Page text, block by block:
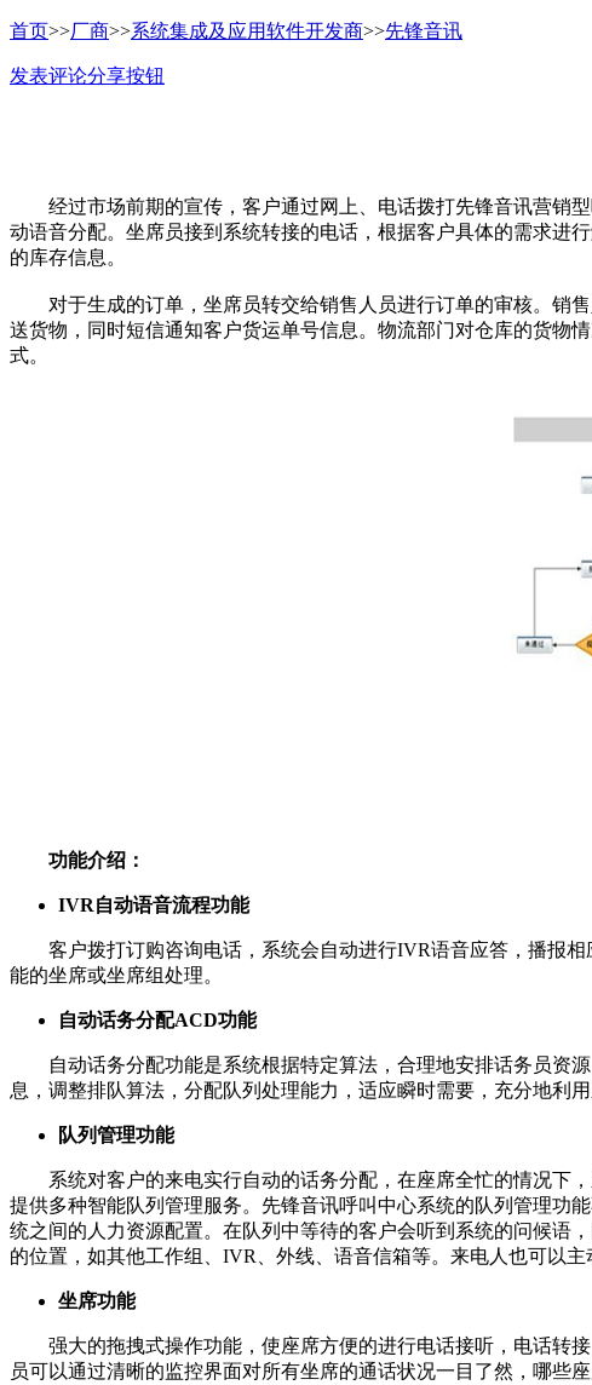
首页>>厂商>>系统集成及应用软件开发商>>先锋音讯
发表评论分享按钮
经过市场前期的宣传，客户通过网上、电话拨打先锋音讯营销型
动语音分配。坐席员接到系统转接的电话，根据客户具体的需求进
的库存信息。
对于生成的订单，坐席员转交给销售人员进行订单的审核。销售
送货物，同时短信通知客户货运单号信息。物流部门对仓库的货物
式。
功能介绍：
IVR自动语音流程功能
客户拨打订购咨询电话，系统会自动进行IVR语音应答，播报相
能的坐席或坐席组处理。
自动话务分配ACD功能
自动话务分配功能是系统根据特定算法，合理地安排话务员资源
息，调整排队算法，分配队列处理能力，适应瞬时需要，充分地利
队列管理功能
系统对客户的来电实行自动的话务分配，在座席全忙的情况下，
提供多种智能队列管理服务。先锋音讯呼叫中心系统的队列管理功
统之间的人力资源配置。在队列中等待的客户会听到系统的问候语
的位置，如其他工作组、IVR、外线、语音信箱等。来电人也可以
坐席功能
强大的拖拽式操作功能，使座席方便的进行电话接听，电话转接
员可以通过清晰的监控界面对所有坐席的通话状况一目了然，哪些